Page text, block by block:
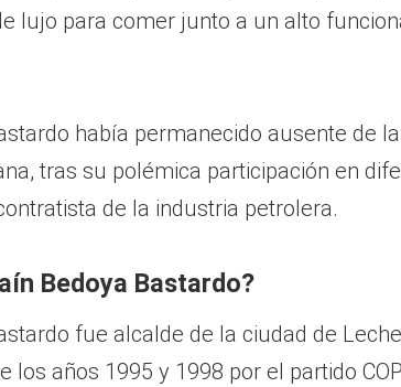
lujo para comer junto a un alto
había permanecido ausente de
tras su polémica participación en
de la industria petrolera.
Bedoya Bastardo?
fue alcalde de la ciudad de
los años 1995 y 1998 por el partido